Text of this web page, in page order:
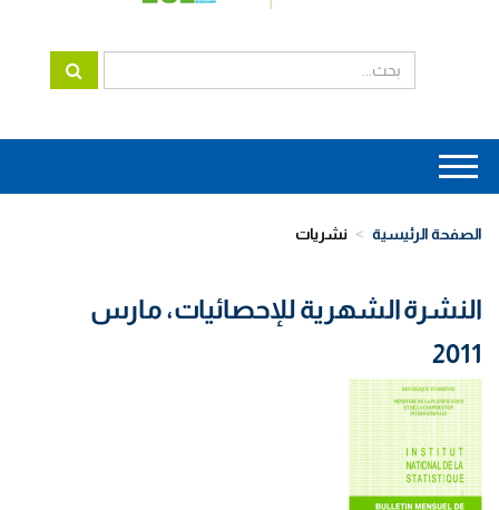
Main
navigation
الصفحة الرئيسية نشريات
النشرة الشهرية للإحصائيات، مارس
2011